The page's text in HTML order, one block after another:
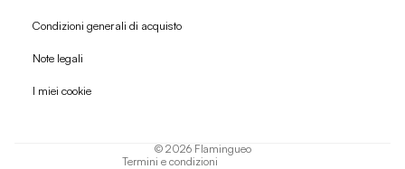
Condizioni generali di acquisto
Note legali
I miei cookie
© 2026 Flamingueo
Termini e condizioni
Politica di rimborso